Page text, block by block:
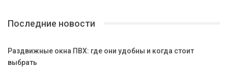
Последние новости
Раздвижные окна ПВХ: где они удобны и когда стоит
выбрать